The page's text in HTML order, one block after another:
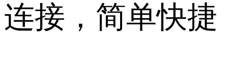
连接，简单快捷